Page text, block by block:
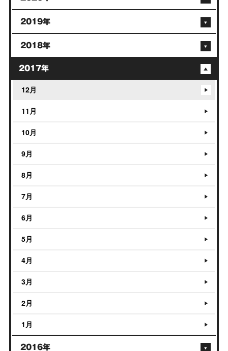
2019年
2018年
2017年
12月
11月
10月
9月
8月
7月
6月
5月
4月
3月
2月
1月
2016年